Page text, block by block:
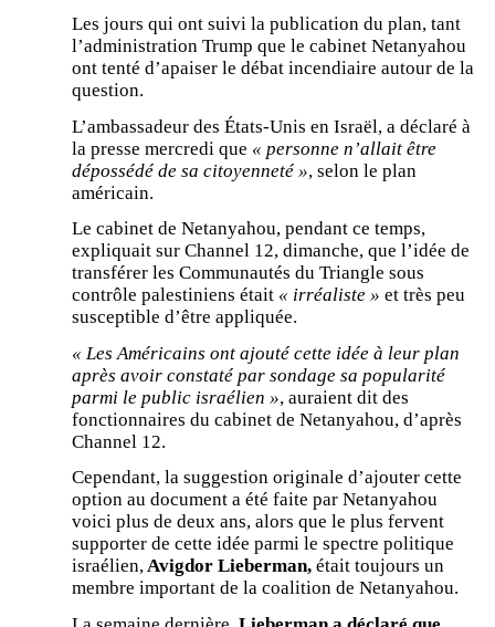
Les jours qui ont suivi la publication du plan, tant
l’administration Trump que le cabinet Netanyahou
ont tenté d’apaiser le débat incendiaire autour de la
question.
L’ambassadeur des États-Unis en Israël, a déclaré à
la presse mercredi que « personne n’allait être
dépossédé de sa citoyenneté », selon le plan
américain.
Le cabinet de Netanyahou, pendant ce temps,
expliquait sur Channel 12, dimanche, que l’idée de
transférer les Communautés du Triangle sous
contrôle palestiniens était « irréaliste » et très peu
susceptible d’être appliquée.
« Les Américains ont ajouté cette idée à leur plan
après avoir constaté par sondage sa popularité
parmi le public israélien », auraient dit des
fonctionnaires du cabinet de Netanyahou, d’après
Channel 12.
Cependant, la suggestion originale d’ajouter cette
option au document a été faite par Netanyahou
voici plus de deux ans, alors que le plus fervent
supporter de cette idée parmi le spectre politique
israélien,Avigdor Lieberman, était toujours un
membre important de la coalition de Netanyahou.